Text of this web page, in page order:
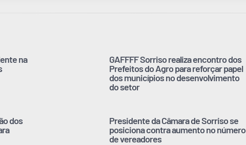
na
GAFFFF Sorriso realiza encontro dos
Prefeitos do Agro para reforçar papel
dos municípios no desenvolvimento
do setor
dos
Presidente da Câmara de Sorriso se
posiciona contra aumento no número
de vereadores